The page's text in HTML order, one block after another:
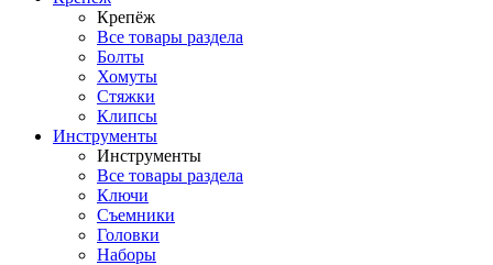
Крепёж
Все товары раздела
Болты
Хомуты
Стяжки
Клипсы
Инструменты
Инструменты
Все товары раздела
Ключи
Съемники
Головки
Наборы